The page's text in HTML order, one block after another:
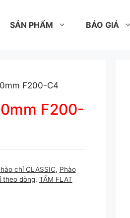
SẢN PHẨM BÁO GIÁ
F200-C4
F200-
chỉ CLASSIC, Phào
theo dòng, TẤM FLAT